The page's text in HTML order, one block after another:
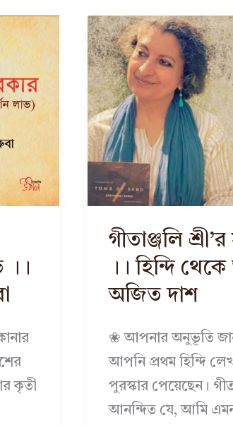
।।
কৃতী
গীতাঞ্জলি
।। হিন্দি
অজিত দাশ
❀ আপনার অনুভূতি
আপনি প্রথম হিন্দি
পুরস্কার পেয়েছেন।
আনন্দিত যে, আমি এমন